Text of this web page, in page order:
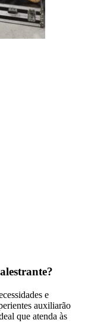
e
auxiliarão
que atenda às